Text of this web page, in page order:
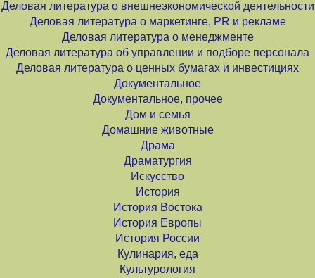
Деловая литература о внешнеэкономической деятельности
Деловая литература о маркетинге, PR и рекламе
Деловая литература о менеджменте
Деловая литература об управлении и подборе персонала
Деловая литература о ценных бумагах и инвестициях
Документальное
Документальное, прочее
Дом и семья
Домашние животные
Драма
Драматургия
Искусство
История
История Востока
История Европы
История России
Кулинария, еда
Культурология